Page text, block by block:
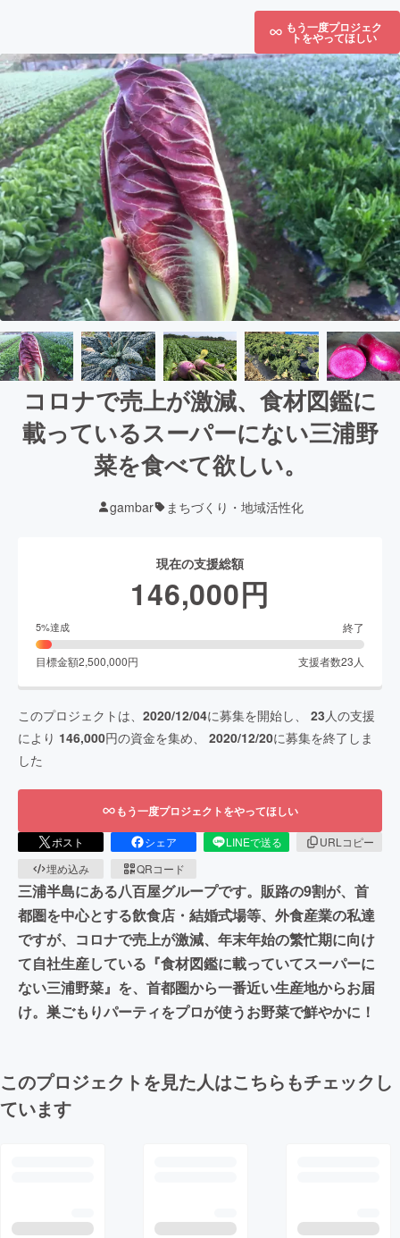
もう一度プロジェク
トをやってほしい
コロナで売上が激減、食材図鑑に
載っているスーパーにない三浦野
菜を食べて欲しい。
gambar まちづくり・地域活性化
現在の支援総額
146,000円
5%達成 終了
目標金額2,500,000円 支援者数23 人
このプロジェクトは、 2020/12/04に募集を開始し、 23 人の支援
により 146,000円の資金を集め、 2020/12/20に募集を終了しま
した
もう一度プロジェクトをやってほしい
ポスト シェア LINEで送る
URLコピー
埋め込み
QRコード
三浦半島にある八百屋グループです。販路の9割が、首
都圏を中心とする飲食店・結婚式場等、外食産業の私達
ですが、コロナで売上が激減、年末年始の繁忙期に向け
て自社生産している『食材図鑑に載っていてスーパーに
ない三浦野菜』を、首都圏から一番近い生産地からお届
け。巣ごもりパーティをプロが使うお野菜で鮮やかに！
このプロジェクトを見た人はこちらもチェックし
ています